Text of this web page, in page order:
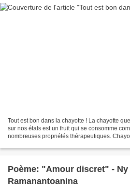
Tout est bon dans la chayotte ! La chayotte
sur nos étals est un fruit qui se consomme
nombreuses propriétés thérapeutiques.
Poème: "Amour discret" - Ny
Ramanantoanina